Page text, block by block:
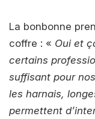
La bonbonne
coffre : « Oui et
certains
suffisant pour
les harnais,
permettent